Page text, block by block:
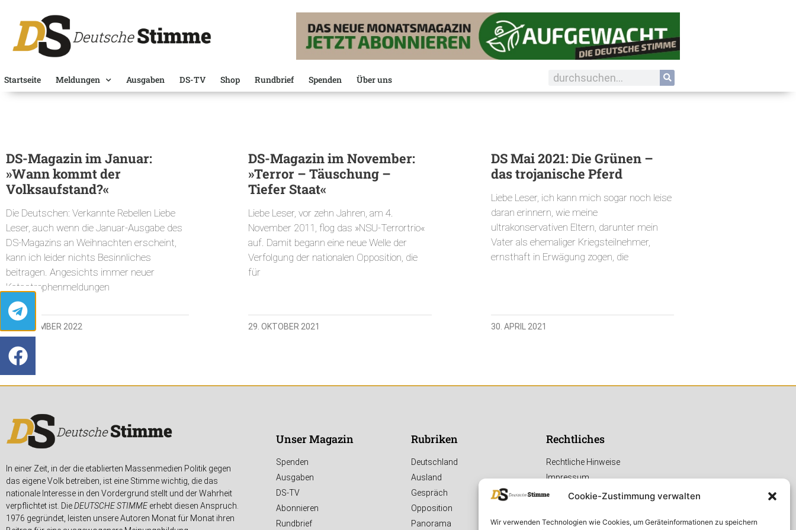
Cookie-Zustimmung verwalten
Wir verwenden Technologien wie Cookies, um Geräteinformationen zu speichern
Startseite Meldungen Ausgaben DS-TV Shop Rundbrief Spenden Über uns
DS-Magazin im Januar:
»Wann kommt der
Volksaufstand?«
Die Deutschen: Verkannte Rebellen Liebe
Leser, auch wenn die Januar-Ausgabe des
DS-Magazins an Weihnachten erscheint,
kann ich leider nichts Besinnliches
beitragen. Angesichts immer neuer
Katastrophenmeldungen
22. DEZEMBER 2022
DS-Magazin im November:
»Terror – Täuschung –
Tiefer Staat«
Liebe Leser, vor zehn Jahren, am 4.
November 2011, flog das »NSU-Terrortrio«
auf. Damit begann eine neue Welle der
Verfolgung der nationalen Opposition, die
für
29. OKTOBER 2021
DS Mai 2021: Die Grünen –
das trojanische Pferd
Liebe Leser, ich kann mich sogar noch leise
daran erinnern, wie meine
ultrakonservativen Eltern, darunter mein
Vater als ehemaliger Kriegsteilnehmer,
ernsthaft in Erwägung zogen, die
30. APRIL 2021
In einer Zeit, in der die etablierten Massenmedien Politik gegen
das eigene Volk betreiben, ist eine Stimme wichtig, die das
nationale Interesse in den Vordergrund stellt und der Wahrheit
verpflichtet ist. DieDEUTSCHE STIMMEerhebt diesen Anspruch.
1976 gegründet, leisten unsere Autoren Monat für Monat ihren
Unser Magazin
Spenden
Ausgaben
DS-TV
Abonnieren
Rundbrief
Rubriken
Deutschland
Ausland
Gespräch
Opposition
Panorama
Rechtliches
Rechtliche Hinweise
Impressum
Datenschutzerklärung